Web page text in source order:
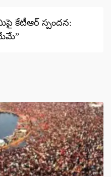
కేటీఆర్ స్పందన:
మేమే”